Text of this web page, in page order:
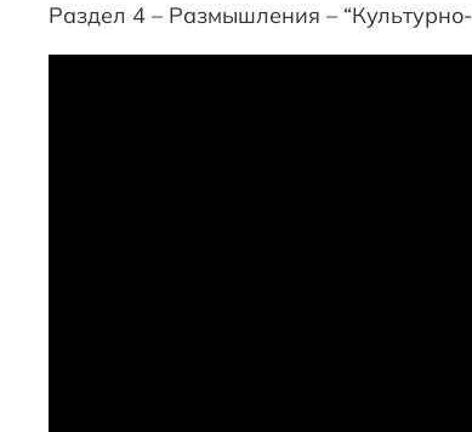
Раздел 4 – Размышления – “Культурно-